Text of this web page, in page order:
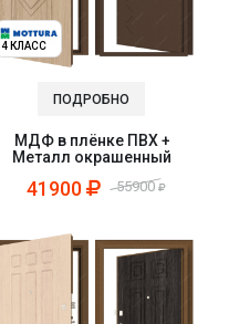
4 КЛАСС
ПОДРОБНО
МДФ в плёнке ПВХ +
Металл окрашенный
41900 55900